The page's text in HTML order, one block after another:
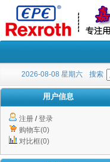
2026-08-08 星期六 搜索
用户信息
注册 /登录
购物车(0)
对比框(0)